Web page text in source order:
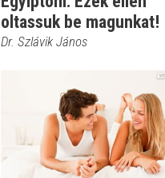
oltassuk be magunkat!
Dr. Szlávik János